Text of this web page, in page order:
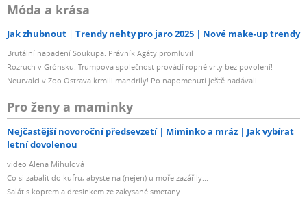
Móda a krása
Jak zhubnout Trendy nehty pro jaro 2025 Nové make-up trendy
Brutální napadení Soukupa. Právník Agáty promluvil
Rozruch v Grónsku: Trumpova společnost provádí ropné vrty bez povolení!
Neurvalci v Zoo Ostrava krmili mandrily! Po napomenutí ještě nadávali
Pro ženy a maminky
Nejčastější novoroční předsevzetí Miminko a mráz
Jak vybírat
letní dovolenou
video Alena Mihulová
Co si zabalit do kufru, abyste na (nejen) u moře zazářily...
Salát s koprem a dresinkem ze zakysané smetany